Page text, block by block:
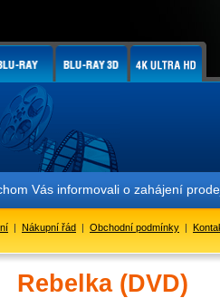
Vás informovali o zahájení
| Nákupní řád | Obchodní podmínky |
Rebelka (DVD)